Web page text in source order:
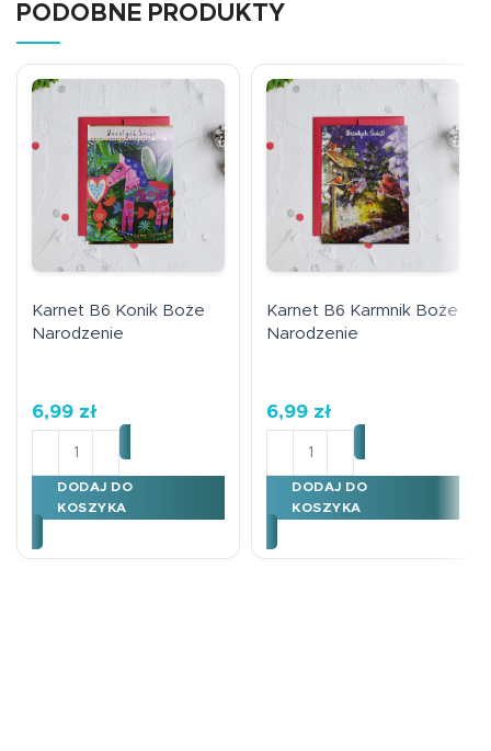
PODOBNE PRODUKTY
Karnet B6 Konik Boże
Narodzenie
6,99 zł
DODAJ DO
KOSZYKA
Karnet B6 Karmnik Boże
Narodzenie
6,99 zł
DODAJ DO
KOSZYKA